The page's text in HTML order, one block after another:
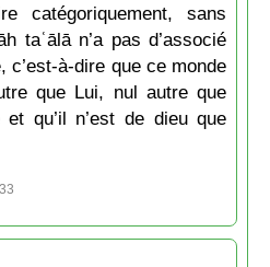
catégoriquement, sans
taʿālā n’a pas d’associé
c’est-à-dire que ce monde
que Lui, nul autre que
qu’il n’est de dieu que